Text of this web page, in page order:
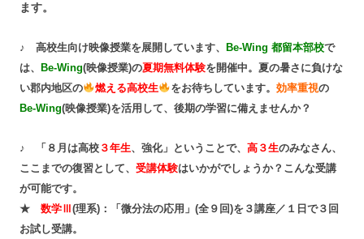
ます。
♪ 高校生向け映像授業を展開しています、 Be-Wing 都留本部校で
は、
Be-Wing(映像授業)の夏期無料体験を開催中。夏の暑さに負けな
い郡内地区の
燃える高校生 をお待ちしています。効率重視の
Be-Wing(映像授業)を活用して、後期の学習に備えませんか？
♪ 「８月は高校 ３年生、強化」ということで、 高３生のみなさん、
ここまでの復習として、 受講体験はいかがでしょうか？こんな受講
が可能です。
★ 数学Ⅲ(理系)：「微分法の応用」(全９回)を３講座／１日で３回
お試し受講。